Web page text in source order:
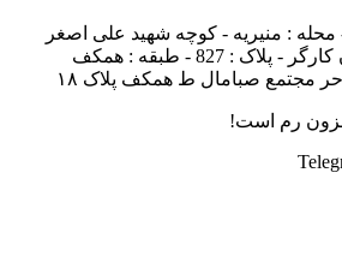
محله : منیریه - کوچه شهید علی اصغر
: 827 - طبقه : همکف
مجتمع صبامال ط همکف پلاک ۱۸
رم است!